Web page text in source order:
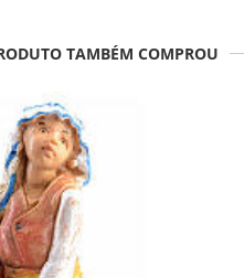
TAMBÉM COMPROU